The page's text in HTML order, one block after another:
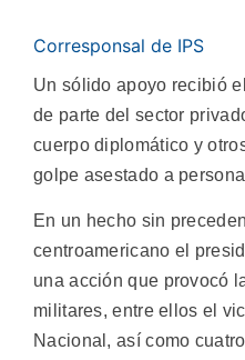
Corresponsal de IPS
Un sólido apoyo recibió
de parte del sector
cuerpo diplomático y
golpe asestado a
En un hecho sin
centroamericano el
una acción que provocó
militares, entre ellos el
Nacional, así como